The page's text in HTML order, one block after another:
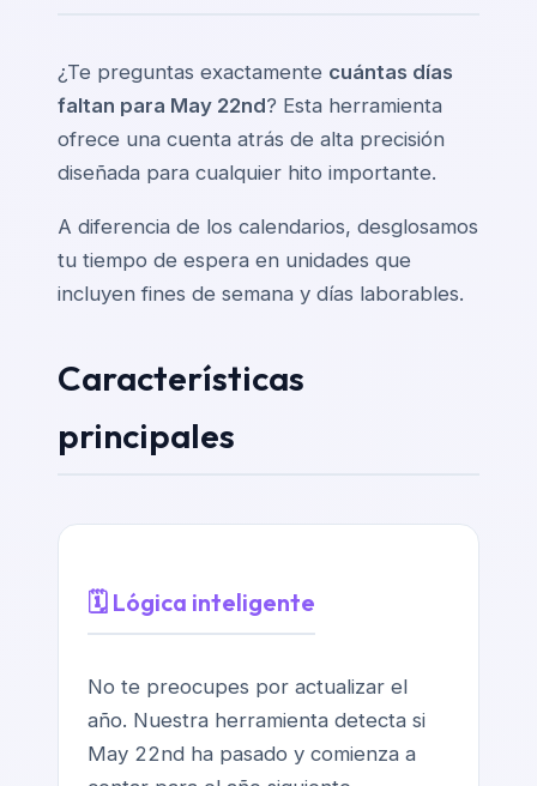
¿Te preguntas exactamente cuántas días
faltan para May 22nd? Esta herramienta
ofrece una cuenta atrás de alta precisión
diseñada para cualquier hito importante.
A diferencia de los calendarios, desglosamos
tu tiempo de espera en unidades que
incluyen fines de semana y días laborables.
Características
principales
🗓️ Lógica inteligente
No te preocupes por actualizar el
año. Nuestra herramienta detecta si
May 22nd ha pasado y comienza a